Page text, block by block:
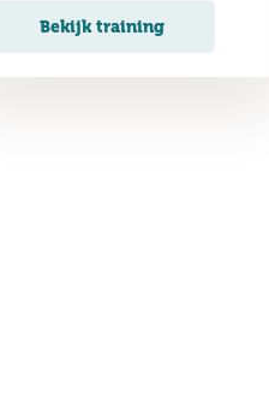
Bekijk training